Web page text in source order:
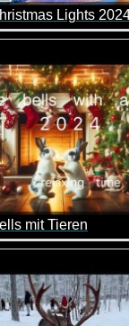
Lights
es ganz
mit Tieren
von Tieren